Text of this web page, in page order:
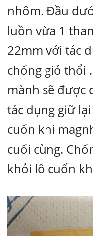
nhôm. Đầu
luồn vừa 1
22mm với tác
chống gió thổi
mành sẽ được
tác dụng giữ
cuốn khi
cuối cùng.
khỏi lô cuốn